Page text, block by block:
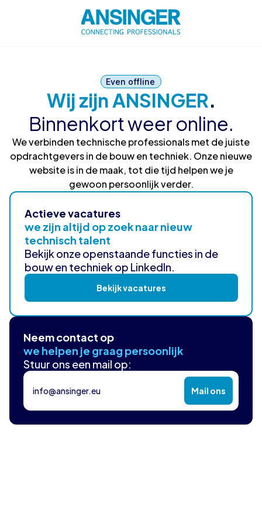
Even offline
Wij zijn ANSINGER.
Binnenkort weer online.
We verbinden technische professionals met de juiste
opdrachtgevers in de bouw en techniek. Onze nieuwe
website is in de maak, tot die tijd helpen we je
gewoon persoonlijk verder.
Actieve vacatures
we zijn altijd op zoek naar nieuw
technisch talent
Bekijk onze openstaande functies in de
bouw en techniek op LinkedIn.
Bekijk vacatures
Neem contact op
we helpen je graag persoonlijk
Stuur ons een mail op:
info@ansinger.eu Mail ons